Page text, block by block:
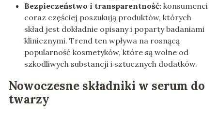
Bezpieczeństwo i transparentność:konsumenci
coraz częściej poszukują produktów, których
skład jest dokładnie opisany i poparty badaniami
klinicznymi. Trend ten wpływa na rosnącą
popularność kosmetyków, które są wolne od
szkodliwych substancji i sztucznych dodatków.
Nowoczesne składniki w serum do
twarzy